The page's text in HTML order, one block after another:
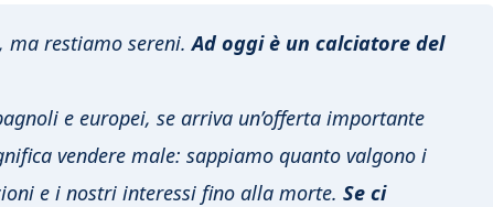
ma restiamo sereni.Ad oggi è un calciatore del
e europei, se arriva un’offerta importante
vendere male: sappiamo quanto valgono i
e i nostri interessi fino alla morte. Se ci